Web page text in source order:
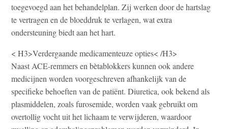
toegevoegd aan het behandelplan. Zij werken door de hartslag
te vertragen en de bloeddruk te verlagen, wat extra
ondersteuning biedt aan het hart.
< H3>Verdergaande medicamenteuze opties< /H3>
Naast ACE-remmers en bètablokkers kunnen ook andere
medicijnen worden voorgeschreven afhankelijk van de
specifieke behoeften van de patiënt. Diuretica, ook bekend als
plasmiddelen, zoals furosemide, worden vaak gebruikt om
overtollig vocht uit het lichaam te verwijderen, waardoor